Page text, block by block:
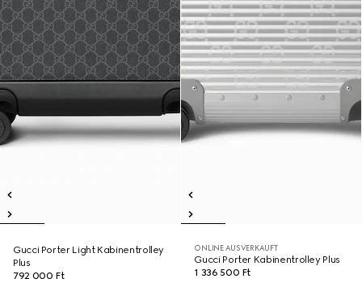
Gucci Porter Light Kabinentrolley
Plus
792 000 Ft
ONLINE AUSVERKAUFT
Gucci Porter Kabinentrolley Plus
1 336 500 Ft